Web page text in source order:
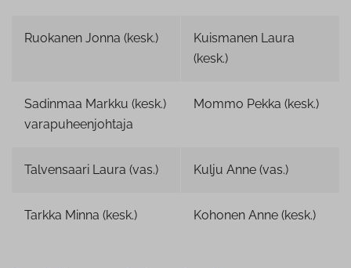
Ruokanen Jonna (kesk.)
Kuismanen Laura
(kesk.)
Sadinmaa Markku (kesk.)
varapuheenjohtaja
Mommo Pekka (kesk.)
Talvensaari Laura (vas.) Kulju Anne (vas.)
Tarkka Minna (kesk.) Kohonen Anne (kesk.)